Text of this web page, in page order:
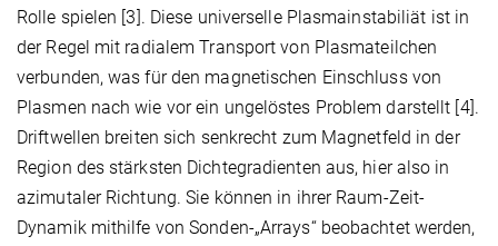
Rolle spielen [3]. Diese universelle Plasmainstabiliät ist in
der Regel mit radialem Transport von Plasmateilchen
verbunden, was für den magnetischen Einschluss von
Plasmen nach wie vor ein ungelöstes Problem darstellt [4].
Driftwellen breiten sich senkrecht zum Magnetfeld in der
Region des stärksten Dichtegradienten aus, hier also in
azimutaler Richtung. Sie können in ihrer Raum-Zeit-
Dynamik mithilfe von Sonden-„Arrays“ beobachtet werden,